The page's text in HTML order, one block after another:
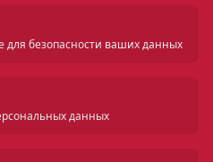
безопасности ваших данных
данных